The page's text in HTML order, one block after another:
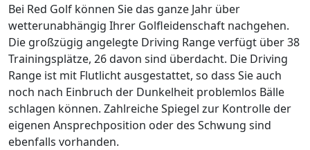
Bei Red Golf können Sie das ganze Jahr über
wetterunabhängig Ihrer Golfleidenschaft nachgehen.
Die großzügig angelegte Driving Range verfügt über 38
Trainingsplätze, 26 davon sind überdacht. Die Driving
Range ist mit Flutlicht ausgestattet, so dass Sie auch
noch nach Einbruch der Dunkelheit problemlos Bälle
schlagen können. Zahlreiche Spiegel zur Kontrolle der
eigenen Ansprechposition oder des Schwung sind
ebenfalls vorhanden.